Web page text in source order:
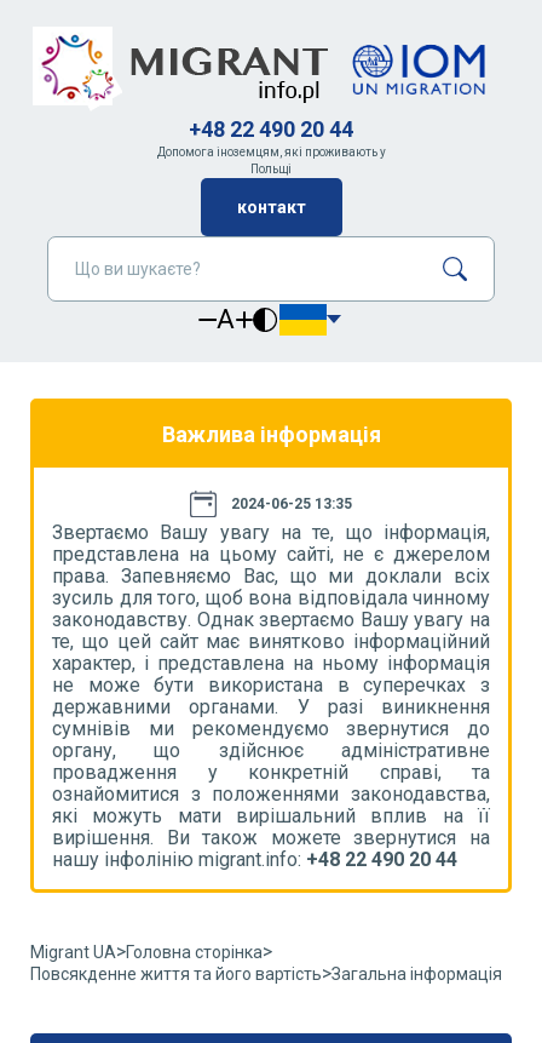
+48 22 490 20 44
Допомога іноземцям, які проживають у
Польщі
контакт
A
Важлива інформація
2024-06-25 13:35
Звертаємо Вашу увагу на те, що інформація,
представлена на цьому сайті, не є джерелом
права. Запевняємо Вас, що ми доклали всіх
зусиль для того, щоб вона відповідала чинному
законодавству. Однак звертаємо Вашу увагу на
те, що цей сайт має винятково інформаційний
характер, і представлена на ньому інформація
не може бути використана в суперечках з
державними органами. У разі виникнення
сумнівів ми рекомендуємо звернутися до
органу, що здійснює адміністративне
провадження у конкретній справі, та
ознайомитися з положеннями законодавства,
які можуть мати вирішальний вплив на її
вирішення. Ви також можете звернутися на
нашу інфолінію migrant.info: +48 22 490 20 44
Migrant UA>Головна сторінка>
Повсякденне життя та його вартість>Загальна інформація